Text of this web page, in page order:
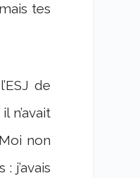
tes
de
n’avait
non
j’avais